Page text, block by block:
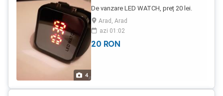
4
De vanzare LED WATCH, preț 20 lei.
Arad, Arad
azi 01:02
20 RON